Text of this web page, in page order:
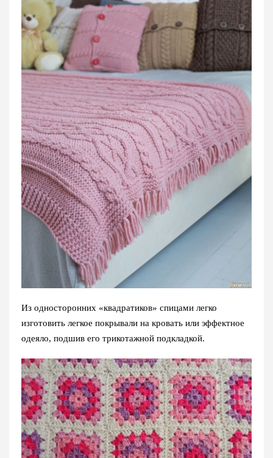
Из односторонних «квадратиков» спицами легко
изготовить легкое покрывали на кровать или эффектное
одеяло, подшив его трикотажной подкладкой.